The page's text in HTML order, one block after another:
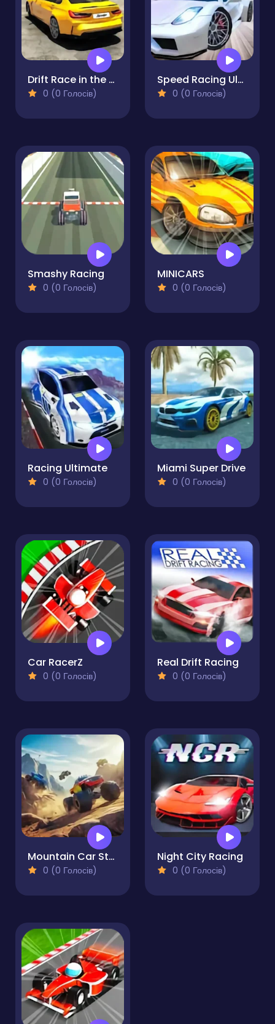
Drift Race in the Open World
0 (0 Голосів)
Speed Racing Ultimate 3
0 (0 Голосів)
Smashy Racing
0 (0 Голосів)
MINICARS
0 (0 Голосів)
Racing Ultimate
0 (0 Голосів)
Miami Super Drive
0 (0 Голосів)
Car RacerZ
0 (0 Голосів)
Real Drift Racing
0 (0 Голосів)
Mountain Car Stunt
0 (0 Голосів)
Night City Racing
0 (0 Голосів)